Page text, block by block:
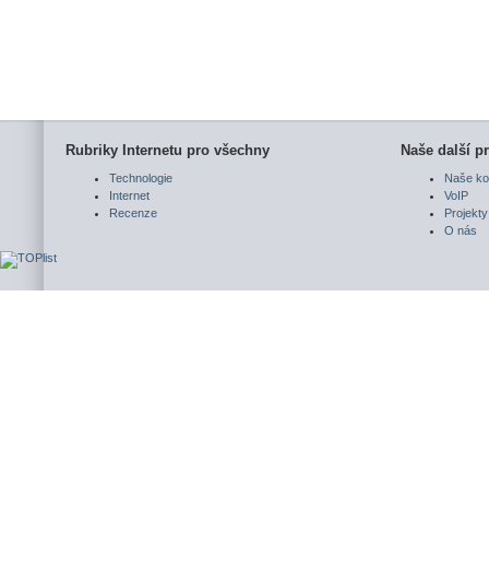
Rubriky Internetu pro všechny
Technologie
Internet
Recenze
Naše další
Naše
VoIP
Projekty
O nás